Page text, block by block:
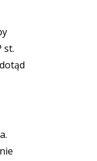
st.